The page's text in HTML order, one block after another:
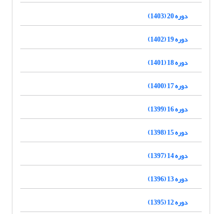
دوره 20 (1403)
دوره 19 (1402)
دوره 18 (1401)
دوره 17 (1400)
دوره 16 (1399)
دوره 15 (1398)
دوره 14 (1397)
دوره 13 (1396)
دوره 12 (1395)